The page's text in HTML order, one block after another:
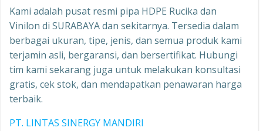
Kami adalah pusat resmi pipa HDPE Rucika dan
Vinilon di SURABAYA dan sekitarnya. Tersedia dalam
berbagai ukuran, tipe, jenis, dan semua produk kami
terjamin asli, bergaransi, dan bersertifikat. Hubungi
tim kami sekarang juga untuk melakukan konsultasi
gratis, cek stok, dan mendapatkan penawaran harga
terbaik.
PT. LINTAS SINERGY MANDIRI